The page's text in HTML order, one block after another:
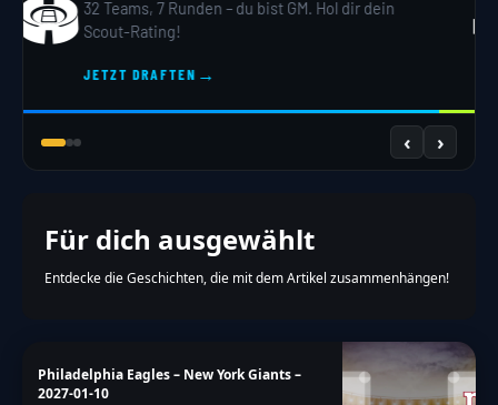
32 Teams, 7 Runden – du bist GM. Hol dir dein
Scout-Rating!
JETZT DRAFTEN
‹ ›
Für dich ausgewählt
Entdecke die Geschichten, die mit dem Artikel zusammenhängen!
Philadelphia Eagles – New York Giants –
2027-01-10